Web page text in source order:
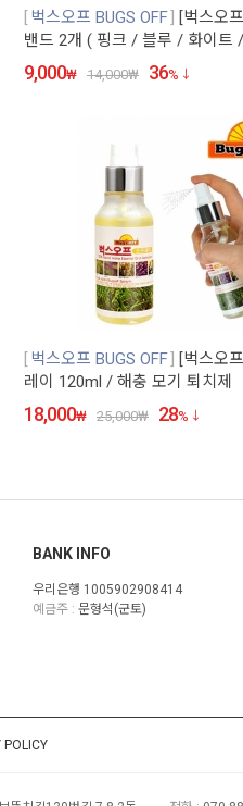
벅스오프 BUGS OFF
[벅스오
밴드 2개 ( 핑크 / 블루 / 화이트
9,000₩ 14,000₩ 36%
벅스오프 BUGS OFF
[벅스오
레이 120ml / 해충 모기 퇴치제
18,000₩ 25,000₩ 28%
BANK INFO
우리은행 1005902908414
예금주 : 문형석(군토)
POLICY